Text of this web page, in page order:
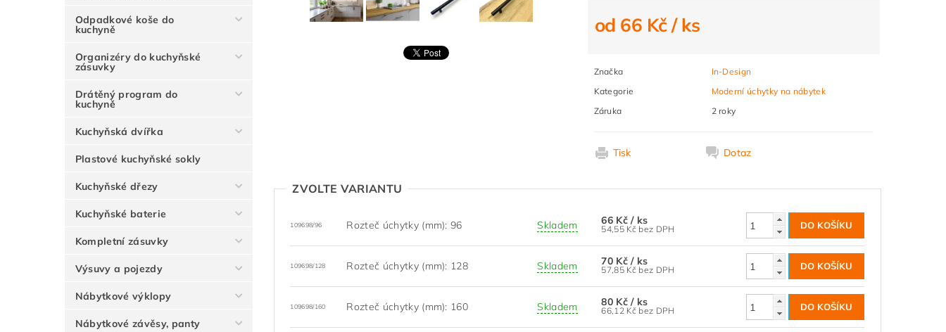
Odpadkové koše do
kuchyně
Organizéry do kuchyňské
zásuvky
Drátěný program do
kuchyně
Kuchyňská dvířka
Plastové kuchyňské sokly
Kuchyňské dřezy
Kuchyňské baterie
Kompletní zásuvky
Výsuvy a pojezdy
Nábytkové výklopy
Nábytkové závěsy, panty
od 66 Kč/ ks
Značka
In-Design
Kategorie
Moderní úchytky na nábytek
Záruka
2 roky
Tisk Dotaz
ZVOLTE VARIANTU
109698/96 Rozteč úchytky (mm): 96 Skladem 66 Kč/ ks
54,55 Kč bez DPH
109698/128 Rozteč úchytky (mm): 128 Skladem 70 Kč/ ks
57,85 Kč bez DPH
109698/160 Rozteč úchytky (mm): 160 Skladem 80 Kč/ ks
66,12 Kč bez DPH